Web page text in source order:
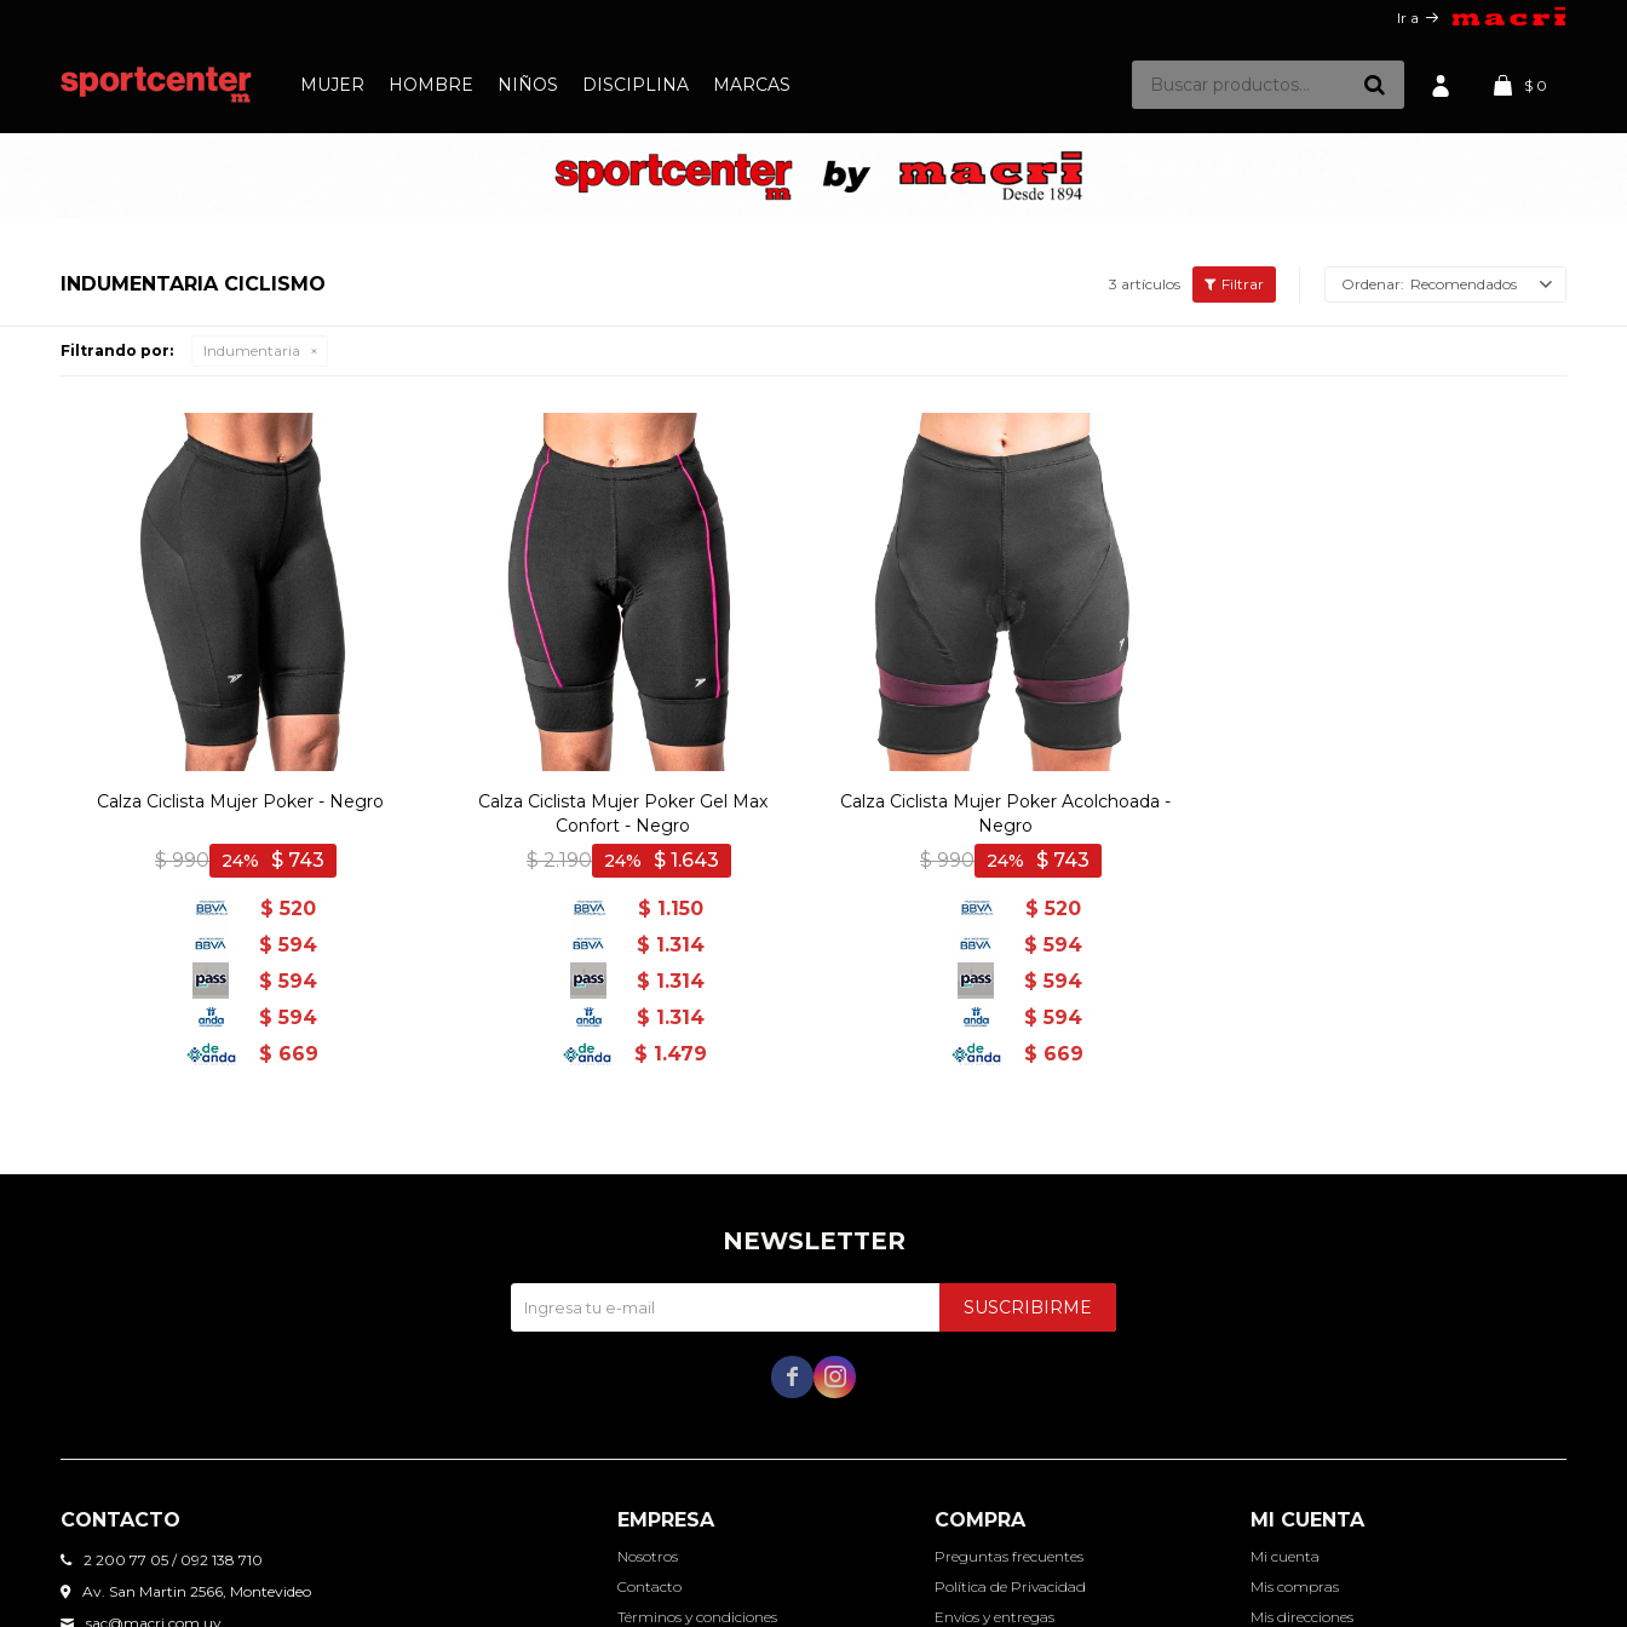
MUJER HOMBRE NIÑOS DISCIPLINA MARCAS $ 0
Ir a
INDUMENTARIA CICLISMO 3 artículos Recomendados
Filtrando por: Indumentaria
Calza Ciclista Mujer Poker - Negro
$ 990 $ 743
24
$ 520
$ 594
$ 594
$ 594
$ 669
Calza Ciclista Mujer Poker Gel Max
Confort - Negro
$ 2.190 $ 1.643
24
$ 1.150
$ 1.314
$ 1.314
$ 1.314
$ 1.479
Calza Ciclista Mujer Poker Acolchoada -
Negro
$ 990 $ 743
24
$ 520
$ 594
$ 594
$ 594
$ 669
CONTACTO
2 200 77 05 / 092 138 710
Av. San Martin 2566, Montevideo
sac@macri.com.uy
EMPRESA
Nosotros
Contacto
Términos y condiciones
COMPRA
Preguntas frecuentes
Política de Privacidad
Envíos y entregas
MI CUENTA
Mi cuenta
Mis compras
Mis direcciones
NEWSLETTER
SUSCRIBIRME
 